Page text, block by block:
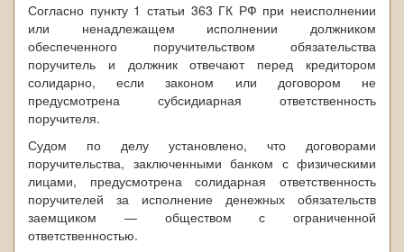
Согласно пункту 1 статьи 363 ГК РФ при неисполнении
или ненадлежащем исполнении должником
обеспеченного поручительством обязательства
поручитель и должник отвечают перед кредитором
солидарно, если законом или договором не
предусмотрена субсидиарная ответственность
поручителя.
Судом по делу установлено, что договорами
поручительства, заключенными банком с физическими
лицами, предусмотрена солидарная ответственность
поручителей за исполнение денежных обязательств
заемщиком — обществом с ограниченной
ответственностью.